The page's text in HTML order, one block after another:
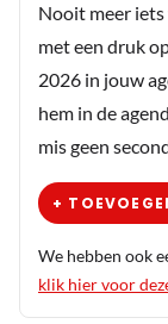
Nooit meer iets
met een druk
2026 in jouw
hem in de
mis geen
+
We hebben ook
klik hier voor